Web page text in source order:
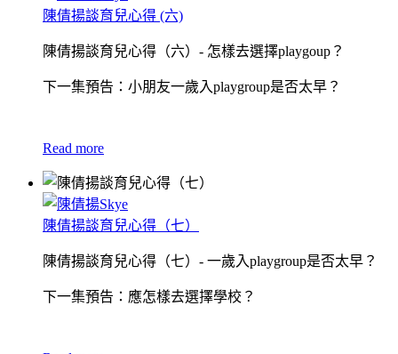
陳倩揚談育兒心得 (六)
陳倩揚談育兒心得（六）- 怎樣去選擇playgoup？
下一集預告：小朋友一歲入playgroup是否太早？
Read more
陳倩揚談育兒心得（七）
陳倩揚談育兒心得（七）- 一歲入playgroup是否太早？
下一集預告：應怎樣去選擇學校？